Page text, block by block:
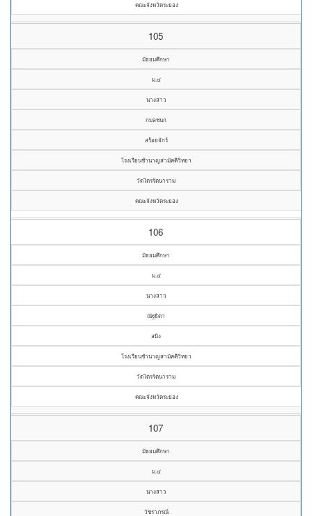
คณะจังหวัดระยอง
105
มัธยมศึกษา
ม.๔
นางสาว
กมลชนก
สร้อยจักร์
โรงเรียนชำนาญสามัคคีวิทยา
วัดไตรรัตนาราม
คณะจังหวัดระยอง
106
มัธยมศึกษา
ม.๔
นางสาว
ณัฐธิดา
สมิง
โรงเรียนชำนาญสามัคคีวิทยา
วัดไตรรัตนาราม
คณะจังหวัดระยอง
107
มัธยมศึกษา
ม.๔
นางสาว
วัชราภรณ์